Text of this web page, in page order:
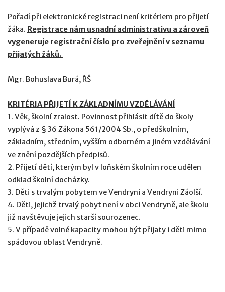
Pořadí při elektronické registraci není kritériem pro přijetí
žáka. Registrace nám usnadní administrativu a zároveň
vygeneruje registrační číslo pro zveřejnění v seznamu
přijatých žáků.
Mgr. Bohuslava Burá, ŘŠ
KRITÉRIA PŘIJETÍ K ZÁKLADNÍMU VZDĚLÁVÁNÍ
1. Věk, školní zralost. Povinnost přihlásit dítě do školy
vyplývá z § 36 Zákona 561/2004 Sb., o předškolním,
základním, středním, vyšším odborném a jiném vzdělávání
ve znění pozdějších předpisů.
2. Přijetí dětí, kterým byl v loňském školním roce udělen
odklad školní docházky.
3. Děti s trvalým pobytem ve Vendryni a Vendryni Záolší.
4. Děti, jejichž trvalý pobyt není v obci Vendryně, ale školu
již navštěvuje jejich starší sourozenec.
5. V případě volné kapacity mohou být přijaty i děti mimo
spádovou oblast Vendryně.